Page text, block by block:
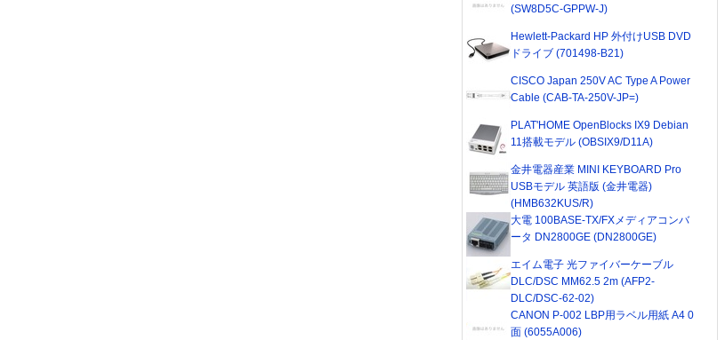
(SW8D5C-GPPW-J)
Hewlett-Packard HP 外付けUSB DVD
ドライブ (701498-B21)
CISCO Japan 250V AC Type A Power
Cable (CAB-TA-250V-JP=)
PLAT'HOME OpenBlocks IX9 Debian
11搭載モデル (OBSIX9/D11A)
金井電器産業 MINI KEYBOARD Pro
USBモデル 英語版 (金井電器)
(HMB632KUS/R)
大電 100BASE-TX/FXメディアコンバ
ータ DN2800GE (DN2800GE)
エイム電子 光ファイバーケーブル
DLC/DSC MM62.5 2m (AFP2-
DLC/DSC-62-02)
CANON P-002 LBP用ラベル用紙 A4 0
面 (6055A006)